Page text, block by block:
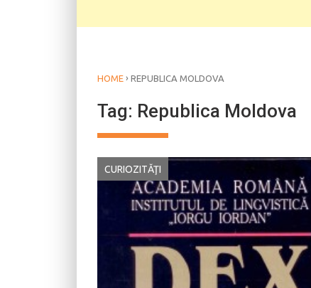
HOME › REPUBLICA MOLDOVA
Tag: Republica Moldova
CURIOZITĂŢI